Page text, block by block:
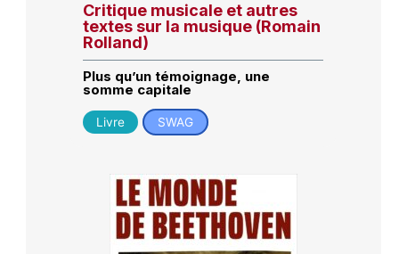
Critique musicale et autres
textes sur la musique (Romain
Rolland)
Plus qu’un témoignage, une
somme capitale
Livre SWAG